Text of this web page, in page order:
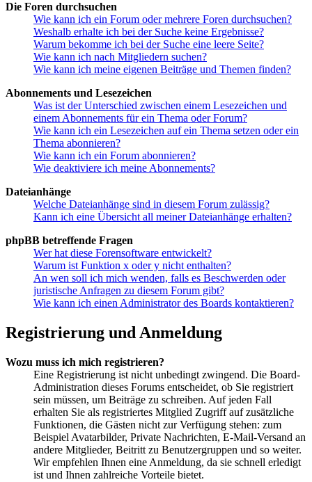
Die Foren durchsuchen
Wie kann ich ein Forum oder mehrere Foren durchsuchen?
Weshalb erhalte ich bei der Suche keine Ergebnisse?
Warum bekomme ich bei der Suche eine leere Seite?
Wie kann ich nach Mitgliedern suchen?
Wie kann ich meine eigenen Beiträge und Themen finden?
Abonnements und Lesezeichen
Was ist der Unterschied zwischen einem Lesezeichen und
einem Abonnements für ein Thema oder Forum?
Wie kann ich ein Lesezeichen auf ein Thema setzen oder ein
Thema abonnieren?
Wie kann ich ein Forum abonnieren?
Wie deaktiviere ich meine Abonnements?
Dateianhänge
Welche Dateianhänge sind in diesem Forum zulässig?
Kann ich eine Übersicht all meiner Dateianhänge erhalten?
phpBB betreffende Fragen
Wer hat diese Forensoftware entwickelt?
Warum ist Funktion x oder y nicht enthalten?
An wen soll ich mich wenden, falls es Beschwerden oder
juristische Anfragen zu diesem Forum gibt?
Wie kann ich einen Administrator des Boards kontaktieren?
Registrierung und Anmeldung
Wozu muss ich mich registrieren?
Eine Registrierung ist nicht unbedingt zwingend. Die Board-
Administration dieses Forums entscheidet, ob Sie registriert
sein müssen, um Beiträge zu schreiben. Auf jeden Fall
erhalten Sie als registriertes Mitglied Zugriff auf zusätzliche
Funktionen, die Gästen nicht zur Verfügung stehen: zum
Beispiel Avatarbilder, Private Nachrichten, E-Mail-Versand an
andere Mitglieder, Beitritt zu Benutzergruppen und so weiter.
Wir empfehlen Ihnen eine Anmeldung, da sie schnell erledigt
ist und Ihnen zahlreiche Vorteile bietet.